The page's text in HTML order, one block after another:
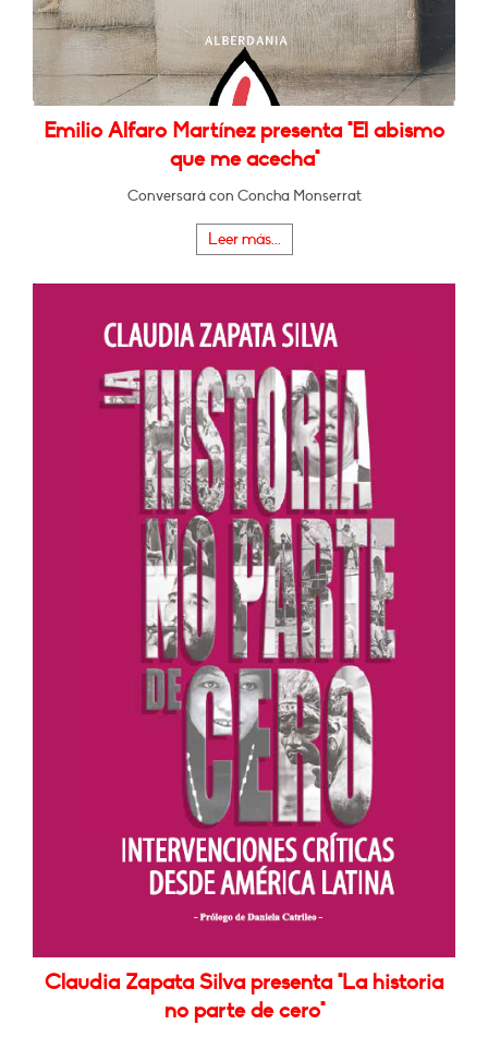
Emilio Alfaro Martínez presenta "El abismo
que me acecha"
Conversará con Concha Monserrat
Leer más...
Claudia Zapata Silva presenta "La historia
no parte de cero"